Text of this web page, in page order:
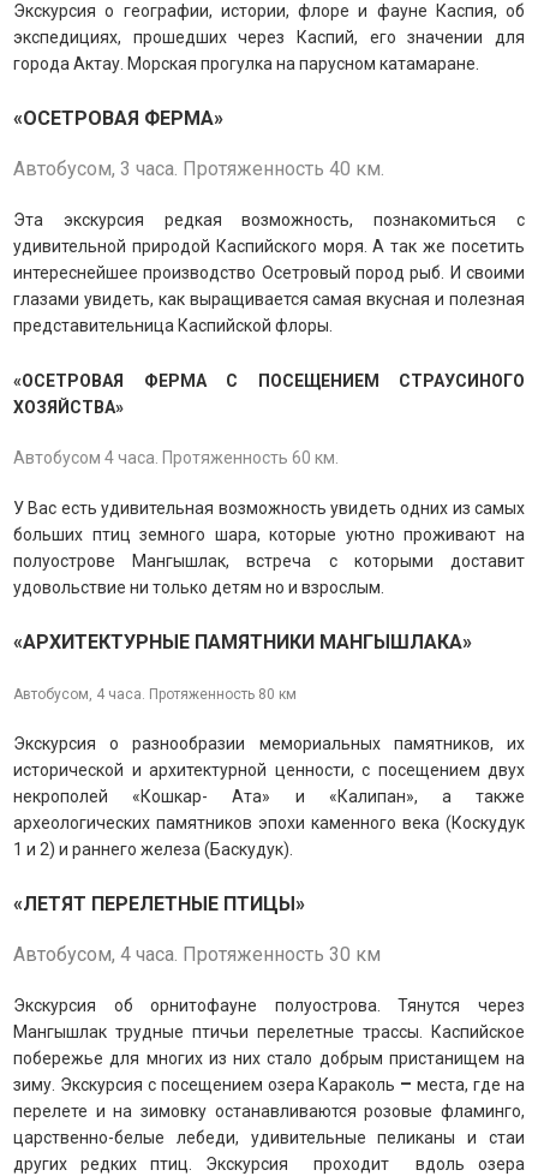
Экскурсия о географии, истории, флоре и фауне Каспия, об
экспедициях, прошедших через Каспий, его значении для
города Актау. Морская прогулка на парусном катамаране.
«ОСЕТРОВАЯ ФЕРМА»
Автобусом, 3 часа. Протяженность 40 км.
Эта экскурсия редкая возможность, познакомиться с
удивительной природой Каспийского моря. А так же посетить
интереснейшее производство Осетровый пород рыб. И своими
глазами увидеть, как выращивается самая вкусная и полезная
представительница Каспийской флоры.
«ОСЕТРОВАЯ ФЕРМА С ПОСЕЩЕНИЕМ СТРАУСИНОГО
ХОЗЯЙСТВА»
Автобусом 4 часа. Протяженность 60 км.
У Вас есть удивительная возможность увидеть одних из самых
больших птиц земного шара, которые уютно проживают на
полуострове Мангышлак, встреча с которыми доставит
удовольствие ни только детям но и взрослым.
«АРХИТЕКТУРНЫЕ ПАМЯТНИКИ МАНГЫШЛАКА»
Автобусом, 4 часа. Протяженность 80 км
Экскурсия о разнообразии мемориальных памятников, их
исторической и архитектурной ценности, с посещением двух
некрополей «Кошкар- Ата» и «Калипан», а также
археологических памятников эпохи каменного века (Коскудук
1 и 2) и раннего железа (Баскудук).
«ЛЕТЯТ ПЕРЕЛЕТНЫЕ ПТИЦЫ»
Автобусом, 4 часа. Протяженность 30 км
Экскурсия об орнитофауне полуострова. Тянутся через
Мангышлак трудные птичьи перелетные трассы. Каспийское
побережье для многих из них стало добрым пристанищем на
зиму. Экскурсия с посещением озера Караколь – места, где на
перелете и на зимовку останавливаются розовые фламинго,
царственно-белые лебеди, удивительные пеликаны и стаи
других редких птиц. Экскурсия проходит вдоль озера